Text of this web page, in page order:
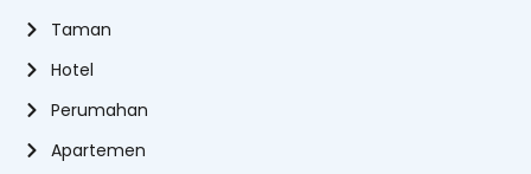
Taman
Hotel
Perumahan
Apartemen